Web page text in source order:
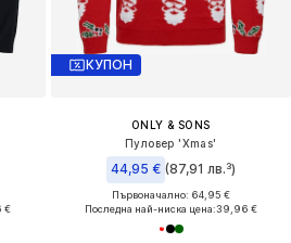
€
КУПОН
ONLY & SONS
Пуловер 'Xmas'
44,95 € (87,91 лв.³)
Първоначално: 64,95 €
Последна най-ниска цена:39,96 €